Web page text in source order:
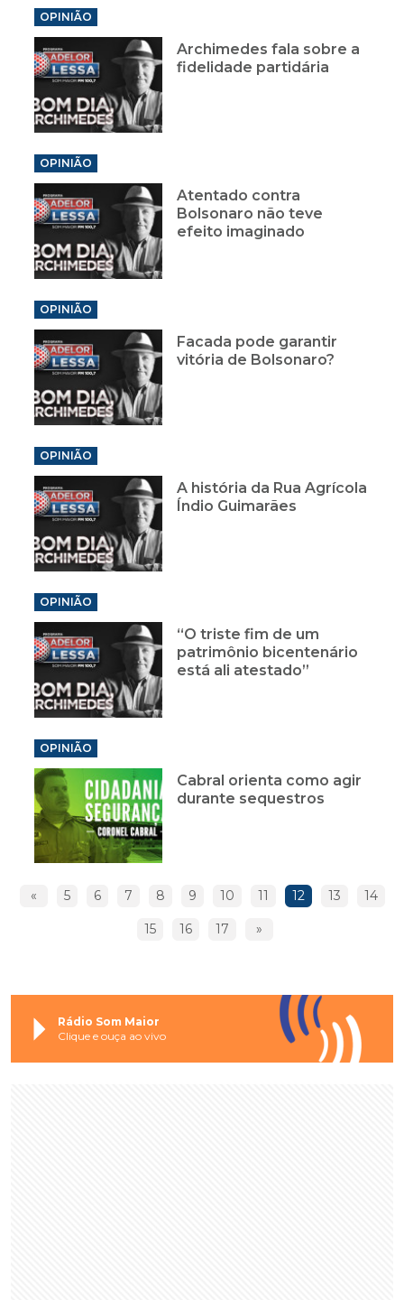
OPINIÃO
Archimedes fala sobre a
fidelidade partidária
OPINIÃO
Atentado contra
Bolsonaro não teve
efeito imaginado
OPINIÃO
Facada pode garantir
vitória de Bolsonaro?
OPINIÃO
A história da Rua Agrícola
Índio Guimarães
OPINIÃO
“O triste fim de um
patrimônio bicentenário
está ali atestado”
OPINIÃO
Cabral orienta como agir
durante sequestros
« 5 6 7 8 9 10 11 12 13 14
15 16 17 »
Rádio Som Maior
Clique e ouça ao vivo